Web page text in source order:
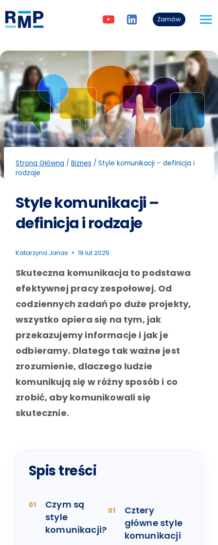
do
treści
Zamów
Strona Główna / Biznes / Style komunikacji – definicja i
rodzaje
Style komunikacji –
definicja i rodzaje
Katarzyna Janas 19 lut 2025
Skuteczna komunikacja to podstawa
efektywnej pracy zespołowej. Od
codziennych zadań po duże projekty,
wszystko opiera się na tym, jak
przekazujemy informacje i jak je
odbieramy. Dlatego tak ważne jest
zrozumienie, dlaczego ludzie
komunikują się w różny sposób i co
zrobić, aby komunikowali się
skutecznie.
Spis treści
Czym są
style
komunikacji?
Cztery
główne style
komunikacji